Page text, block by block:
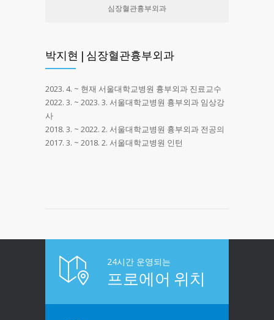
심장혈관흉부외과
박지현 | 심장혈관흉부외과
2023. 4. ~ 현재 서울대학교병원 흉부외과 진료교수
2022. 3. ~ 2023. 3. 서울대학교병원 흉부외과 임상강
사
2018. 3. ~ 2022. 2. 서울대학교병원 흉부외과 전공의
2017. 3. ~ 2018. 2. 서울대학교병원 인턴
24시간 운영되는
프로에어 위치